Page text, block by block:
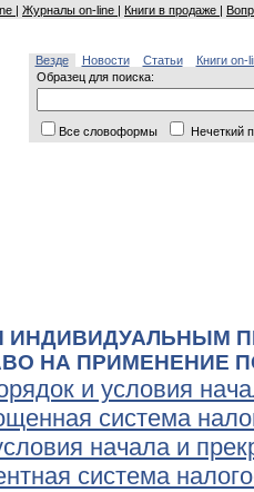
| Журналы on-line | Книги в продаже |
Везде Новости Статьи
Книги on-
Образец для поиска:
Все словоформы Нечеткий
ИНДИВИДУАЛЬНЫМ
НА ПРИМЕНЕНИЕ
и условия
система
начала и
система